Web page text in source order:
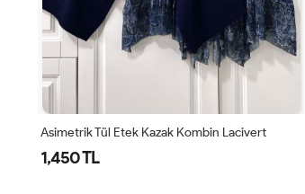
1,200 TL